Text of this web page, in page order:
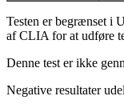
Testen er begrænset i
af CLIA for at udføre
Denne test er ikke
Negative resultater